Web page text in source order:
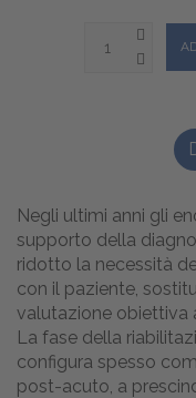
Negli ultimi anni gli
supporto della
ridotto la necessità
con il paziente,
valutazione obiettiva
La fase della
configura spesso
post-acuto, a